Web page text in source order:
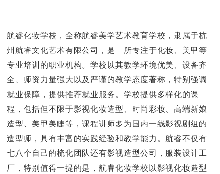
航睿化妆学校，全称航睿美学艺术教育学校，隶属于杭
州航睿文化艺术有限公司，是一所专注于化妆、美甲等
专业培训的职业机构。学校以其教学环境优美、设备齐
全、师资力量强大以及严谨的教学态度著称，特别强调
就业保障，提供推荐就业服务。学校提供多样化的课
程，包括但不限于影视化妆造型、时尚彩妆、高端新娘
造型、美甲美睫等，课程讲师多为国内一线影视剧组的
造型师，具有丰富的实践经验和教学能力。航睿不仅有
七八个自己的梳化团队还有影视造型公司，服装设计工
厂，特别值得一提的是，航睿化妆学校以影视化妆造型